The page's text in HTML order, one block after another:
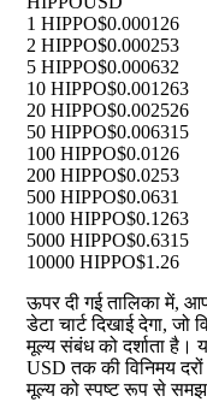
1 HIPPO$0.000126
2 HIPPO$0.000253
5 HIPPO$0.000632
10 HIPPO$0.001263
20 HIPPO$0.002526
50 HIPPO$0.006315
100 HIPPO$0.0126
200 HIPPO$0.0253
500 HIPPO$0.0631
1000 HIPPO$0.1263
5000 HIPPO$0.6315
10000 HIPPO$1.26
ऊपर दी गई तालिका में,
डेटा चार्ट दिखाई देगा, जो
मूल्य संबंध को दर्शाता
USD तक की विनिमय
मूल्य को स्पष्ट रूप से